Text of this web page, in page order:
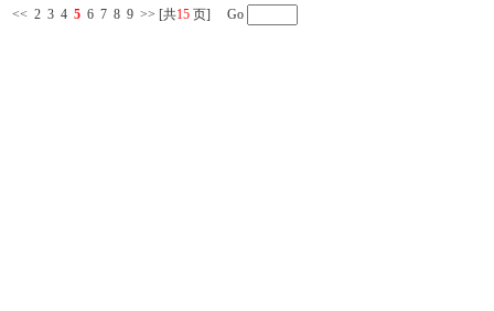
<< 2 3 4 5 6 7 8 9 >> [共15 页] Go